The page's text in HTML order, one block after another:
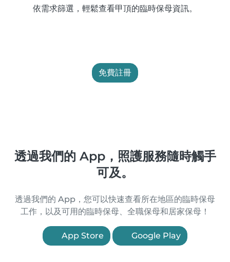
依需求篩選，輕鬆查看甲頂的臨時保母資訊。
免費註冊
透過我們的 App，照護服務隨時觸手
可及。
透過我們的 App，您可以快速查看所在地區的臨時保母
工作，以及可用的臨時保母、全職保母和居家保母！
App Store Google Play